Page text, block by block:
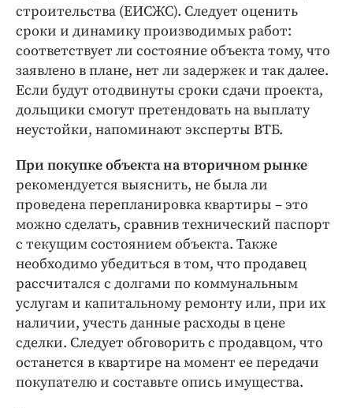
строительства (ЕИСЖС). Следует оценить
сроки и динамику производимых работ:
соответствует ли состояние объекта тому, что
заявлено в плане, нет ли задержек и так далее.
Если будут отодвинуты сроки сдачи проекта,
дольщики смогут претендовать на выплату
неустойки, напоминают эксперты ВТБ.
При покупке объекта на вторичном рынке
рекомендуется выяснить, не была ли
проведена перепланировка квартиры – это
можно сделать, сравнив технический паспорт
с текущим состоянием объекта. Также
необходимо убедиться в том, что продавец
рассчитался с долгами по коммунальным
услугам и капитальному ремонту или, при их
наличии, учесть данные расходы в цене
сделки. Следует обговорить с продавцом, что
останется в квартире на момент ее передачи
покупателю и составьте опись имущества.